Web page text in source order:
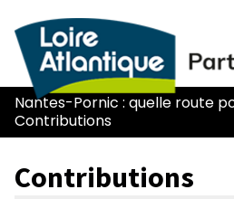
Nantes-Pornic : quelle route
Contributions
Contributions